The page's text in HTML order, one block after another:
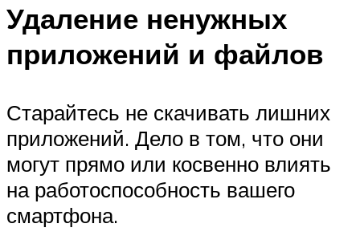
Удаление ненужных
приложений и файлов
Старайтесь не скачивать лишних
приложений. Дело в том, что они
могут прямо или косвенно влиять
на работоспособность вашего
смартфона.